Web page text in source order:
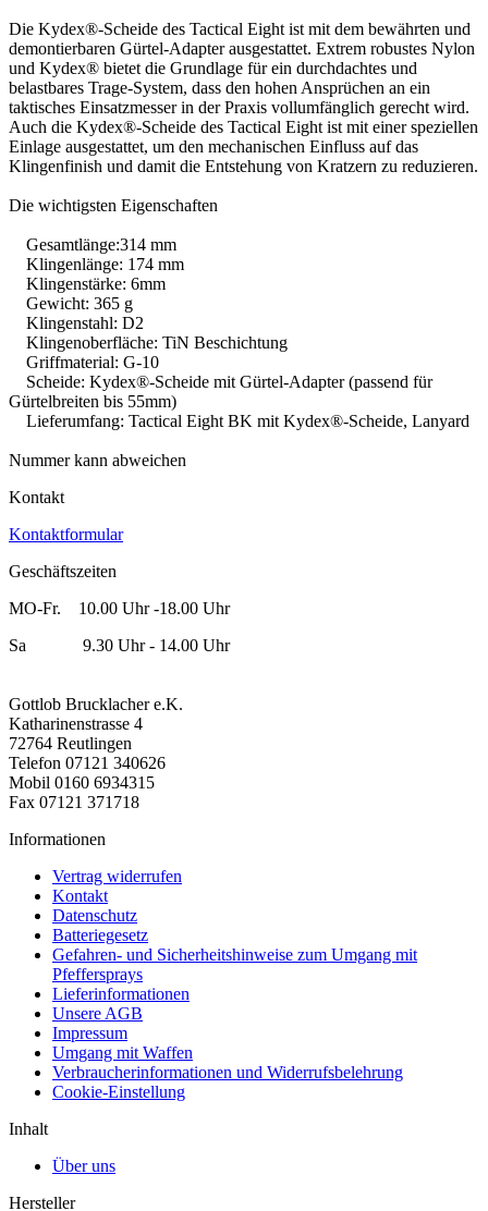
Die Kydex®-Scheide des Tactical Eight ist mit dem bewährten und
demontierbaren Gürtel-Adapter ausgestattet. Extrem robustes Nylon
und Kydex® bietet die Grundlage für ein durchdachtes und
belastbares Trage-System, dass den hohen Ansprüchen an ein
taktisches Einsatzmesser in der Praxis vollumfänglich gerecht wird.
Auch die Kydex®-Scheide des Tactical Eight ist mit einer speziellen
Einlage ausgestattet, um den mechanischen Einfluss auf das
Klingenfinish und damit die Entstehung von Kratzern zu reduzieren.
Die wichtigsten Eigenschaften
Gesamtlänge:314 mm
Klingenlänge: 174 mm
Klingenstärke: 6mm
Gewicht: 365 g
Klingenstahl: D2
Klingenoberfläche: TiN Beschichtung
Griffmaterial: G-10
Scheide: Kydex®-Scheide mit Gürtel-Adapter (passend für
Gürtelbreiten bis 55mm)
Lieferumfang: Tactical Eight BK mit Kydex®-Scheide, Lanyard
Nummer kann abweichen
Kontakt
Kontaktformular
Geschäftszeiten
MO-Fr. 10.00 Uhr -18.00 Uhr
Sa 9.30 Uhr - 14.00 Uhr
Gottlob Brucklacher e.K.
Katharinenstrasse 4
72764 Reutlingen
Telefon 07121 340626
Mobil 0160 6934315
Fax 07121 371718
Informationen
Vertrag widerrufen
Kontakt
Datenschutz
Batteriegesetz
Gefahren- und Sicherheitshinweise zum Umgang mit
Pfeffersprays
Lieferinformationen
Unsere AGB
Impressum
Umgang mit Waffen
Verbraucherinformationen und Widerrufsbelehrung
Cookie-Einstellung
Inhalt
Über uns
Hersteller